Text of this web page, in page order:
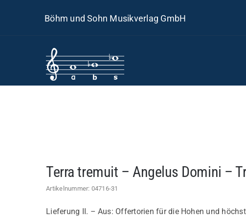
Böhm und Sohn Musikverlag GmbH
Terra tremuit – Angelus Domini –
Artikelnummer: 04716-31
Lieferung II. – Aus: Offertorien für die Hohen und